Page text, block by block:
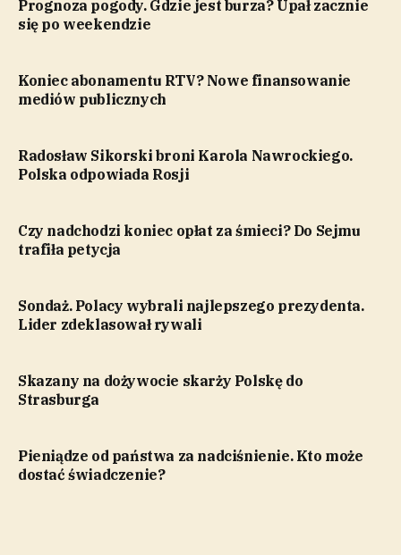
Prognoza pogody. Gdzie jest burza? Upał zacznie
się po weekendzie
Koniec abonamentu RTV? Nowe finansowanie
mediów publicznych
Radosław Sikorski broni Karola Nawrockiego.
Polska odpowiada Rosji
Czy nadchodzi koniec opłat za śmieci? Do Sejmu
trafiła petycja
Sondaż. Polacy wybrali najlepszego prezydenta.
Lider zdeklasował rywali
Skazany na dożywocie skarży Polskę do
Strasburga
Pieniądze od państwa za nadciśnienie. Kto może
dostać świadczenie?